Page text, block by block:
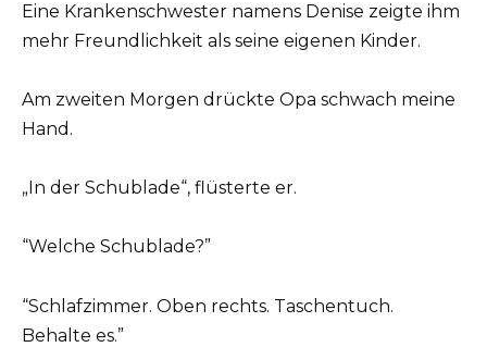
Eine Krankenschwester namens Denise zeigte ihm
mehr Freundlichkeit als seine eigenen Kinder.
Am zweiten Morgen drückte Opa schwach meine
Hand.
„In der Schublade“, flüsterte er.
“Welche Schublade?”
“Schlafzimmer. Oben rechts. Taschentuch.
Behalte es.”